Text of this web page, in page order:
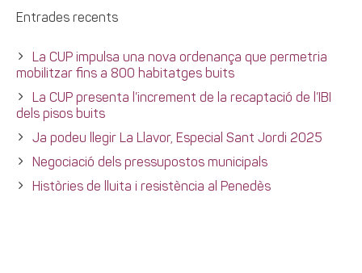
Entrades recents
La CUP impulsa una nova ordenança que permetria
mobilitzar fins a 800 habitatges buits
La CUP presenta l’increment de la recaptació de l’IBI
dels pisos buits
Ja podeu llegir La Llavor, Especial Sant Jordi 2025
Negociació dels pressupostos municipals
Històries de lluita i resistència al Penedès